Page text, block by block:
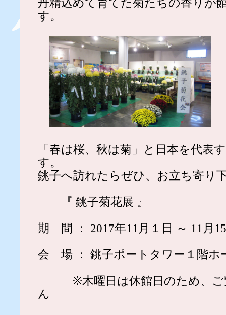
丹精込めて育てた菊たちの香りが
す。
「春は桜、秋は菊」と日本を代表
す。
銚子へ訪れたらぜひ、お立ち寄り
『 銚子菊花展 』
期 間 ： 2017年11月１日 ～ 11月
会 場 ： 銚子ポートタワー１階ホ
※木曜日は休館日のため、ご
ん